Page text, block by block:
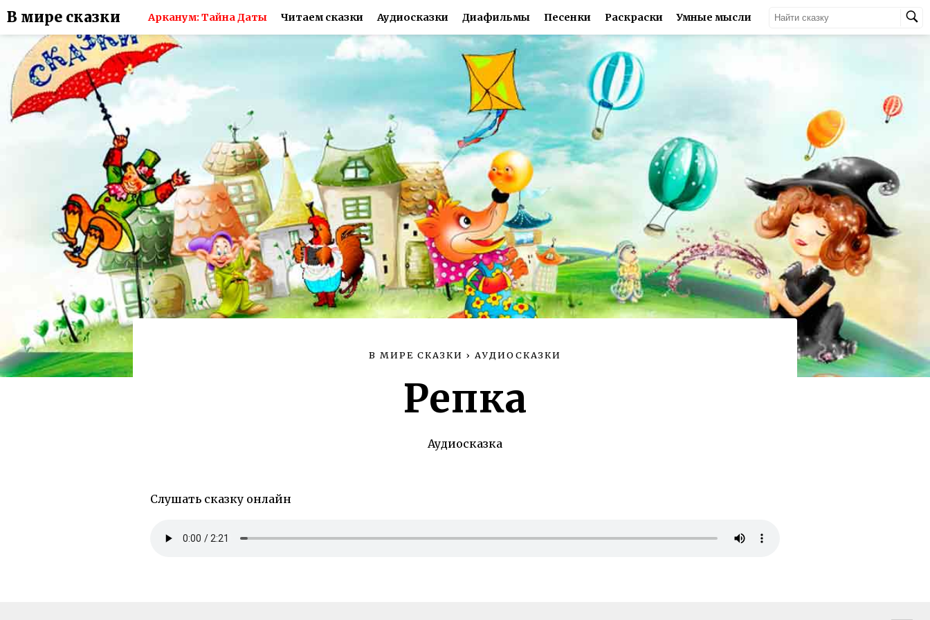
В мире сказки Арканум: Тайна Даты Читаем сказки Аудиосказки Диафильмы Песенки Раскраски Умные мысли
В МИРЕ СКАЗКИ › АУДИОСКАЗКИ
Репка
Аудиосказка
Слушать сказку онлайн